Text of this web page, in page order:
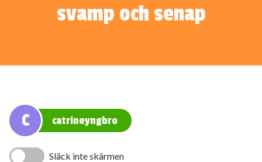
svamp och senap
C catrineyngbro
Släck inte skärmen